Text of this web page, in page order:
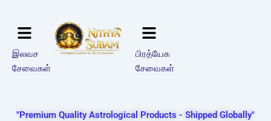
இலவச
சேவைகள்
பிரத்யேக
சேவைகள்
"Premium Quality Astrological Products - Shipped Globally"